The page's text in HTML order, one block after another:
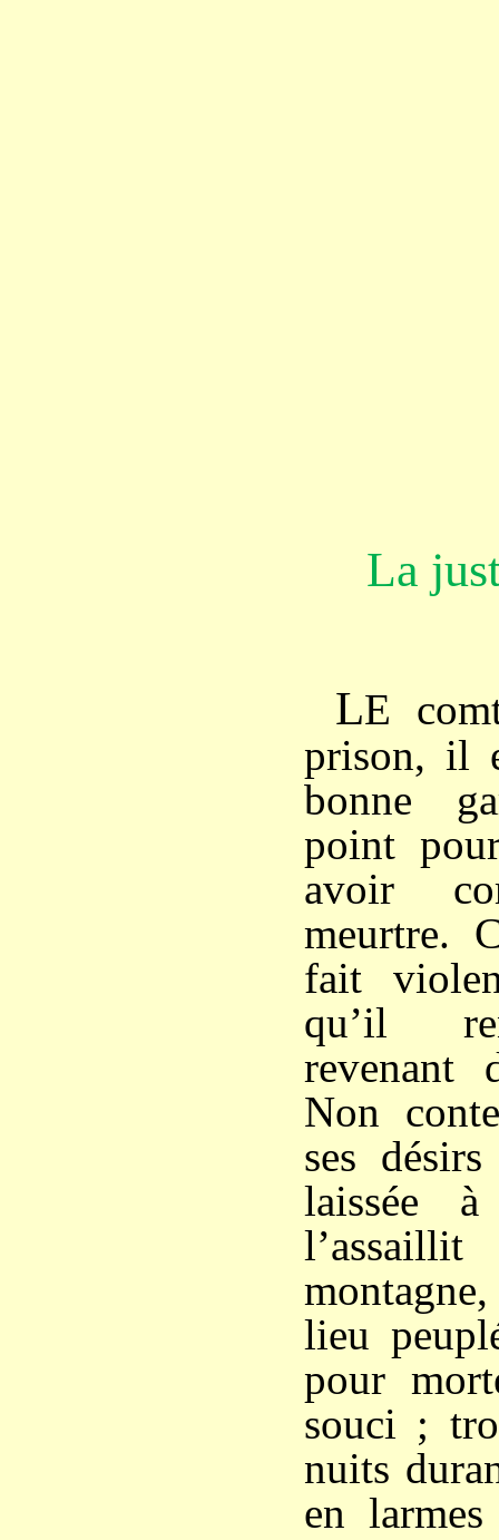
La
LE
prison, il
bonne
point
avoir
meurtre.
fait
qu’il
revenant
Non
ses
laissée
lieu
pour
souci ;
nuits
en